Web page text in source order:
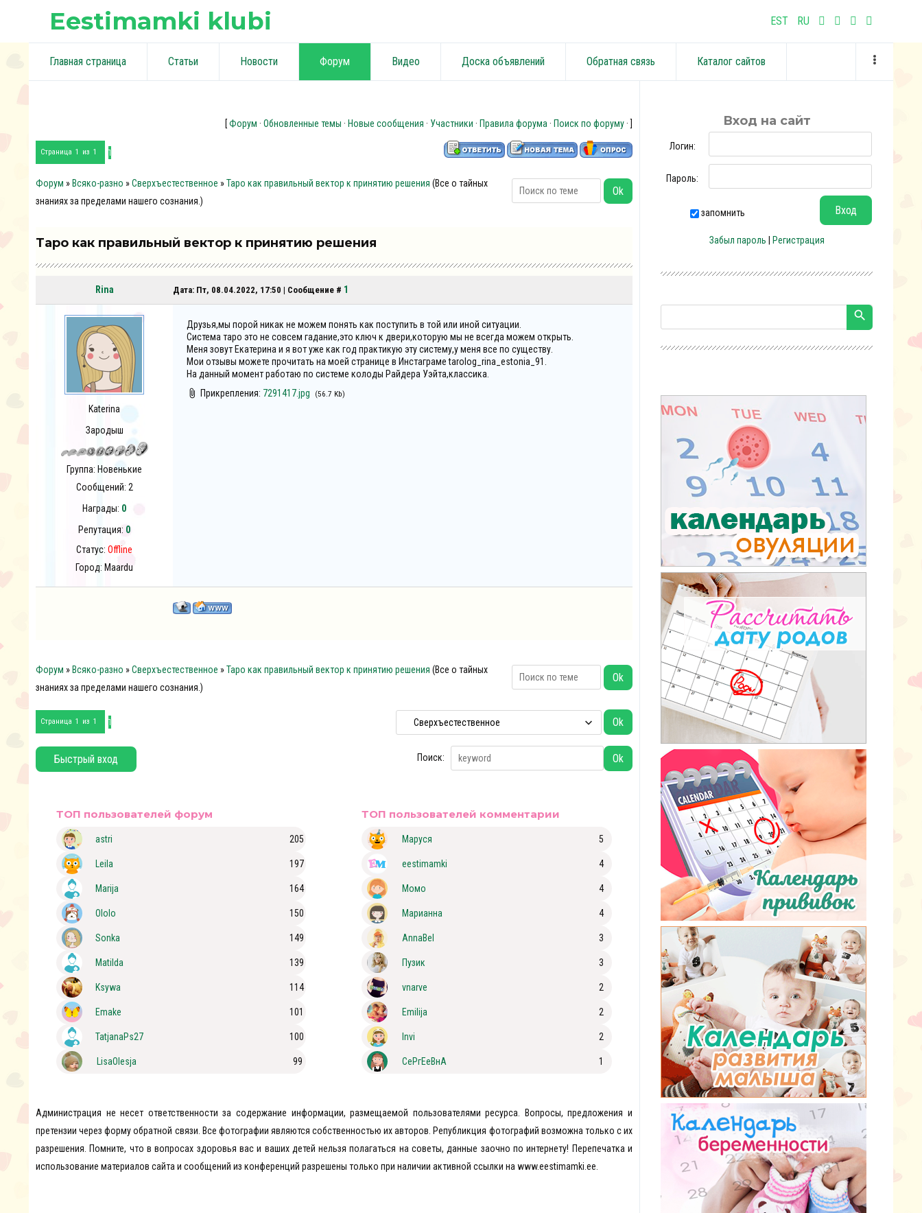
Eestimamki klubi EST RU
Главная страница Статьи Новости Форум Видео Доска объявлений Обратная связь Каталог сайтов
[Форум · Обновленные темы · Новые сообщения · Участники · Правила форума · Поиск по форуму · ]
Страница 1 из 1 1
Форум » Всяко-разно »Сверхъестественное »Таро как правильный вектор к принятию решения (Все о тайных
знаниях за пределами нашего сознания.)
Таро как правильный вектор к принятию решения
Rina Дата: Пт, 08.04.2022, 17:50 | Сообщение # 1
Katerina
Зародыш
Группа: Новенькие
Сообщений: 2
Награды: 0
Репутация: 0
Статус: Offline
Город: Maardu
Друзья,мы порой никак не можем понять как поступить в той или иной ситуации.
Система таро это не совсем гадание,это ключ к двери,которую мы не всегда можем открыть.
Меня зовут Екатерина и я вот уже как год практикую эту систему,у меня все по существу.
Мои отзывы можете прочитать на моей странице в Инстаграме tarolog_rina_estonia_91.
На данный момент работаю по системе колоды Райдера Уэйта,классика.
Прикрепления: 7291417.jpg (56.7 Kb)
Форум » Всяко-разно »Сверхъестественное »Таро как правильный вектор к принятию решения (Все о тайных
знаниях за пределами нашего сознания.)
Страница 1 из 1 1
Поиск:
ТОП пользователей форум
astri 205
Leila 197
Marija 164
Ololo 150
Sonka 149
Matilda 139
Ksywa 114
Emake 101
TatjanaPs27 100
LisaOlesja 99
ТОП пользователей комментарии
Маруся 5
eestimamki 4
Момо 4
Марианна 4
AnnaBel 3
Пузик 3
vnarve 2
Emilija 2
Invi 2
СеРгЕеВнА 1
Администрация не несет ответственности за содержание информации, размещаемой пользователями ресурса. Вопросы, предложения и
претензии через форму обратной связи. Все фотографии являются собственностью их авторов. Републикция фотографий возможна только с их
разрешения. Помните, что в вопросах здоровья вас и ваших детей нельзя полагаться на советы, данные заочно по интернету! Перепечатка и
использование материалов сайта и сообщений из конференций разрешены только при наличии активной ссылки на www.eestimamki.ee.
Вход на сайт
Логин:
Пароль:
запомнить
Забыл пароль Регистрация